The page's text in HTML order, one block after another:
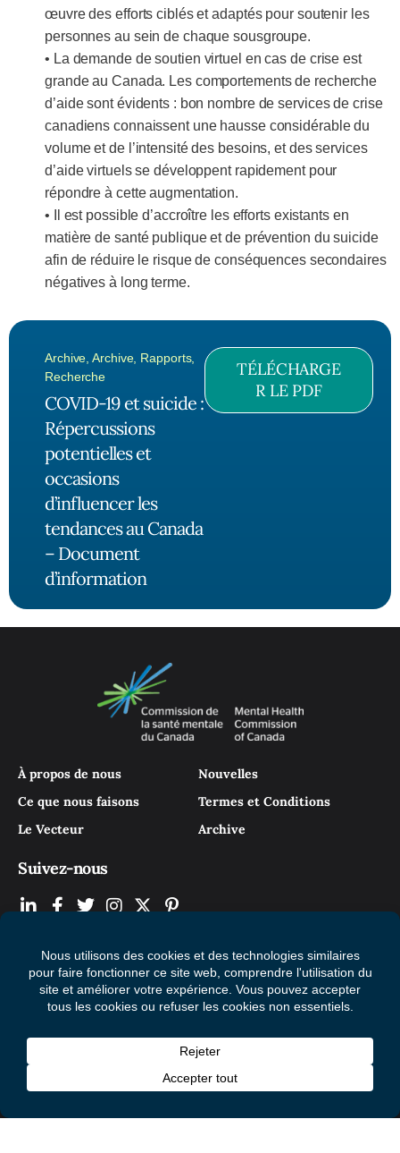
œuvre des efforts ciblés et adaptés pour soutenir les
personnes au sein de chaque sousgroupe.
• La demande de soutien virtuel en cas de crise est
grande au Canada. Les comportements de recherche
d’aide sont évidents : bon nombre de services de crise
canadiens connaissent une hausse considérable du
volume et de l’intensité des besoins, et des services
d’aide virtuels se développent rapidement pour
répondre à cette augmentation.
• Il est possible d’accroître les efforts existants en
matière de santé publique et de prévention du suicide
afin de réduire le risque de conséquences secondaires
négatives à long terme.
Archive ,Archive, Rapports,
Recherche
COVID-19 et suicide :
Répercussions
potentielles et
occasions
d’influencer les
tendances au Canada
– Document
d’information
TÉLÉCHARGE
R LE PDF
À propos de nous
Ce que nous faisons
Le Vecteur
Nouvelles
Termes et Conditions
Archive
Suivez-nous